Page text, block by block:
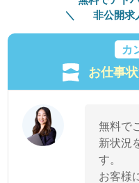
非公開求
カ
お仕事
無料で
新状況
す。
お客様